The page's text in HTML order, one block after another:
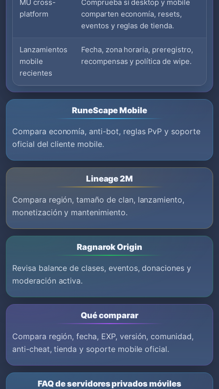
MU cross-
platform
Comprueba si desktop y mobile
comparten economía, resets,
eventos y reglas de tienda.
Lanzamientos
mobile
recientes
Fecha, zona horaria, preregistro,
recompensas y política de wipe.
RuneScape Mobile
Compara economía, anti-bot, reglas PvP y soporte
oficial del cliente mobile.
Lineage 2M
Compara región, tamaño de clan, lanzamiento,
monetización y mantenimiento.
Ragnarok Origin
Revisa balance de clases, eventos, donaciones y
moderación activa.
Qué comparar
Compara región, fecha, EXP, versión, comunidad,
anti-cheat, tienda y soporte mobile oficial.
FAQ de servidores privados móviles